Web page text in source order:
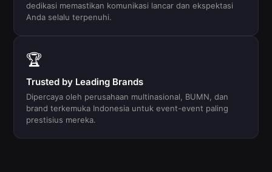
dedikasi memastikan komunikasi lancar dan ekspektasi
Anda selalu terpenuhi.
🏆
Trusted by Leading Brands
Dipercaya oleh perusahaan multinasional, BUMN, dan
brand terkemuka Indonesia untuk event-event paling
prestisius mereka.